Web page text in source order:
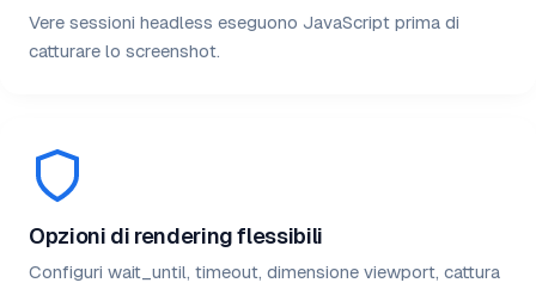
Vere sessioni headless eseguono JavaScript prima di
catturare lo screenshot.
Opzioni di rendering flessibili
Configuri wait_until, timeout, dimensione viewport, cattura